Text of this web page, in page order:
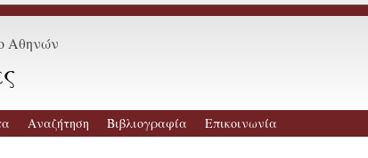
Αθηνών
Αναζήτηση Βιβλιογραφία Επικοινωνία